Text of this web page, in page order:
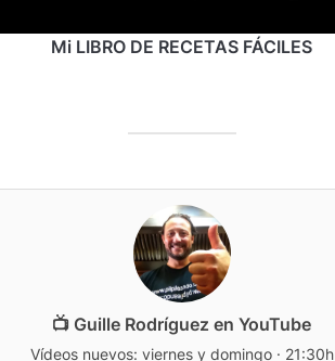
Mi LIBRO DE RECETAS FÁCILES
📺 Guille Rodríguez en YouTube
Vídeos nuevos: viernes y domingo · 21:30h